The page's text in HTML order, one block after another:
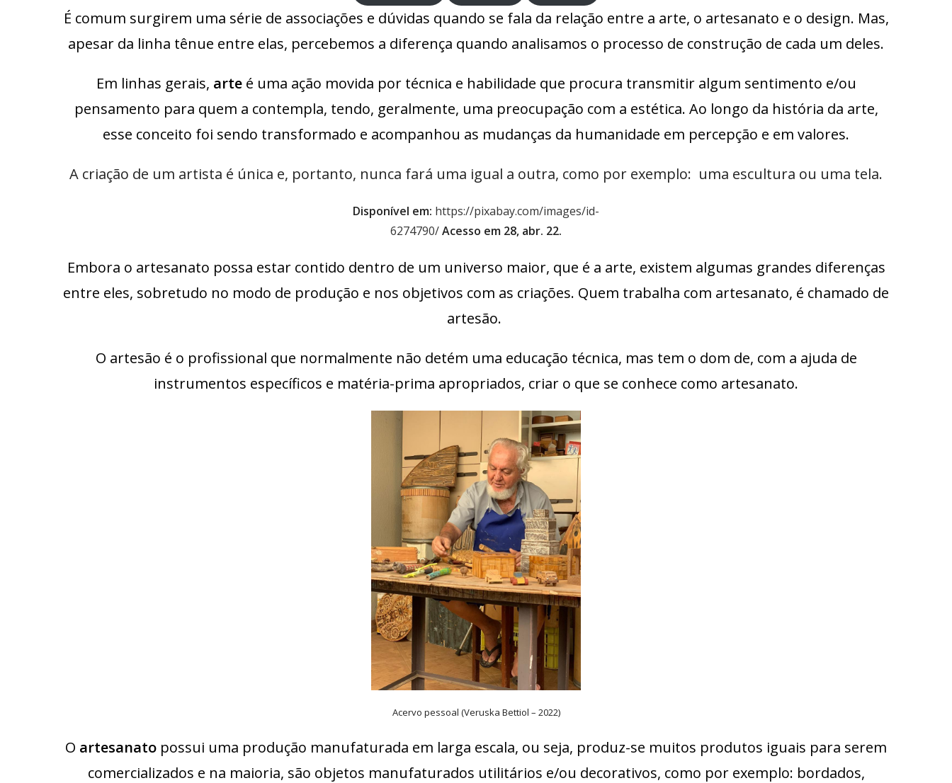
É comum surgirem uma série de associações e dúvidas quando se fala da relação entre a arte, o artesanato e o design. Mas,
apesar da linha tênue entre elas, percebemos a diferença quando analisamos o processo de construção de cada um deles.
Em linhas gerais, arteé uma ação movida por técnica e habilidade que procura transmitir algum sentimento e/ou
pensamento para quem a contempla, tendo, geralmente, uma preocupação com a estética. Ao longo da história da arte,
esse conceito foi sendo transformado e acompanhou as mudanças da humanidade em percepção e em valores.
A criação de um artista é única e, portanto, nunca fará uma igual a outra, como por exemplo: uma escultura ou uma tela.
Disponível em: https://pixabay.com/images/id-
6274790/Acesso em 28, abr. 22.
Embora o artesanato possa estar contido dentro de um universo maior, que é a arte, existem algumas grandes diferenças
entre eles, sobretudo no modo de produção e nos objetivos com as criações. Quem trabalha com artesanato, é chamado de
artesão.
O artesão é o profissional que normalmente não detém uma educação técnica, mas tem o dom de, com a ajuda de
instrumentos específicos e matéria-prima apropriados, criar o que se conhece como artesanato.
Acervo pessoal (Veruska Bettiol – 2022)
O artesanato possui uma produção manufaturada em larga escala, ou seja, produz-se muitos produtos iguais para serem
comercializados e na maioria, são objetos manufaturados utilitários e/ou decorativos, como por exemplo: bordados,